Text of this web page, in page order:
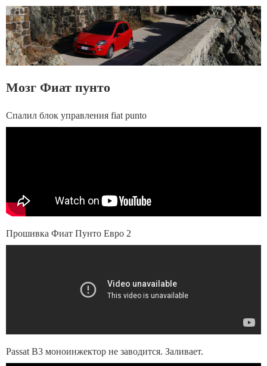
Мозг Фиат пунто
Спалил блок управления fiat punto
Прошивка Фиат Пунто Евро 2
Passat B3 моноинжектор не заводится. Заливает.